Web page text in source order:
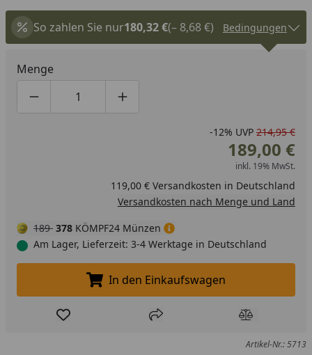
So zahlen Sie nur180,32 €(– 8,68 €) Bedingungen
Menge
Produktmenge um eins verringern
Produktmenge manuell eingeben
Produktmenge um eins erhöhen
-12% UVP 214,95 €
189,00 €
inkl. 19% MwSt.
119,00 € Versandkosten in Deutschland
Versandkosten nach Menge und Land
189 378 KÖMPF24 Münzen
Am Lager, Lieferzeit: 3-4 Werktage in Deutschland
In den Einkaufswagen legen
In den Einkaufswagen
Produkt zur Wunschliste hinzufügen
Teilen Produkt
Artikel-Nr.: 5713